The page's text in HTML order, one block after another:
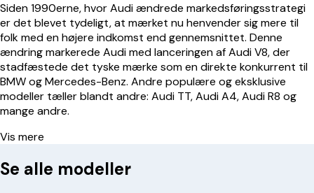
Siden 1990erne, hvor Audi ændrede markedsføringsstrategi
er det blevet tydeligt, at mærket nu henvender sig mere til
folk med en højere indkomst end gennemsnittet. Denne
ændring markerede Audi med lanceringen af Audi V8, der
stadfæstede det tyske mærke som en direkte konkurrent til
BMWogMercedes-Benz. Andre populære og eksklusive
modeller tæller blandt andre: Audi TT,Audi A4,Audi R8 og
mange andre.
Vis mere
Se alle modeller